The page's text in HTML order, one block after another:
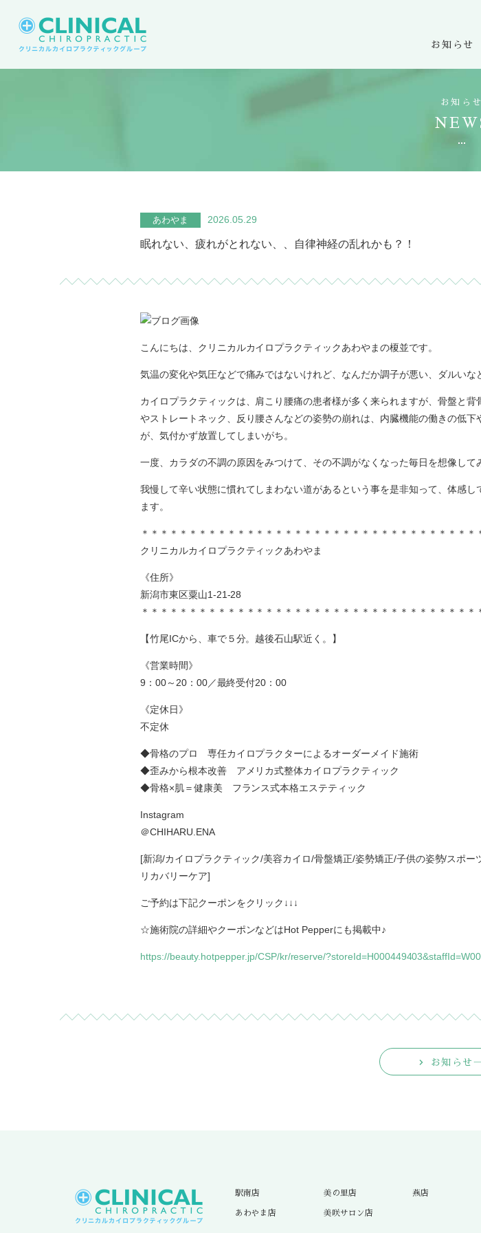
お知らせ
お知らせ
あわやま 2026.05.29
眠れない、疲れがとれない、、自律神経の乱れかも？！
こんにちは、クリニカルカイロプラクティックあわやまの榎並です。
気温の変化や気圧などで痛みではないけれど、なんだか調子が悪い、ダルいな
カイロプラクティックは、肩こり腰痛の患者様が多く来られますが、骨盤と
やストレートネック、反り腰さんなどの姿勢の崩れは、内臓機能の働きの低
が、気付かず放置してしまいがち。
一度、カラダの不調の原因をみつけて、その不調がなくなった毎日を想像して
我慢して辛い状態に慣れてしまわない道があるという事を是非知って、体感
ます。
＊＊＊＊＊＊＊＊＊＊＊＊＊＊＊＊＊＊＊＊＊＊＊＊＊＊＊＊＊＊＊＊＊＊＊
クリニカルカイロプラクティックあわやま
《住所》
新潟市東区粟山1-21-28
＊＊＊＊＊＊＊＊＊＊＊＊＊＊＊＊＊＊＊＊＊＊＊＊＊＊＊＊＊＊＊＊＊＊＊
【竹尾ICから、車で５分。越後石山駅近く。】
《営業時間》
9：00～20：00／最終受付20：00
《定休日》
不定休
◆骨格のプロ 専任カイロプラクターによるオーダーメイド施術
◆歪みから根本改善 アメリカ式整体カイロプラクティック
◆骨格×肌＝健康美 フランス式本格エステティック
Instagram
＠CHIHARU.ENA
[新潟/カイロプラクティック/美容カイロ/骨盤矯正/姿勢矯正/子供の姿勢/スポ
リカバリーケア]
ご予約は下記クーポンをクリック↓↓↓
☆施術院の詳細やクーポンなどはHot Pepperにも掲載中♪
https://beauty.hotpepper.jp/CSP/kr/reserve/
お知らせ
駅南店 美の里店 燕店
あわやま店 美咲サロン店